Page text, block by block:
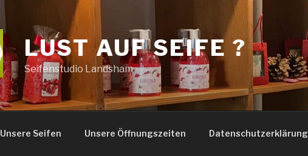
LUST AUF SEIFE ?
Seifenstudio Landsham
Unsere Seifen Unsere Öffnungszeiten Datenschutzerklärung